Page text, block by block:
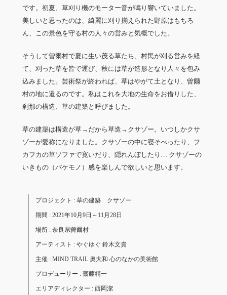
です。初夏、草刈り機のモーター音が鳴り響いていました。
美しいと思ったのは、綺麗に刈り揃えられた野原はもちろ
ん、この景色を守る村の人々の営みと気概でした。
そうして曽爾村で夏に生い茂る草たち、村民が刈る営みを経
て、刈った草を皆で運び、秋には草が造形となり人々を包み
込みました。芸術祭が終われば、草はやがて土となり、曽爾
村の地に還るのです。私はこれを大地の生命をお借りした、
刹那の構造、草の建築と呼びました。
草の建築は構造が草→だから草造→クサゾー。いつしかクサ
ゾーが愛称になりました。クサゾーの中に寝そべったり、フ
カフカの草ソファで寛いだり、隠れんぼしたり… クサゾーの
いきもの（バケモノ）感を楽しんで欲しいと思います。
プロジェクト : 草の建築 クサゾー
期間 : 2021年10月9日～11月28日
場所 : 奈良県曽爾村
アーティスト : やぐゆぐ 鈴木文貴
主催 : MIND TRAIL 奥大和 心のなかの美術館
プロデューサー : 齋藤精一
エリアディレクター : 西岡潔